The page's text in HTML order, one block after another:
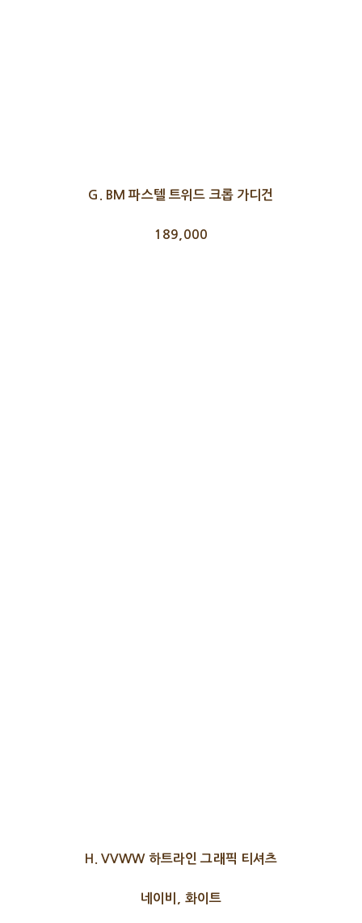
G. BM 파스텔 트위드 크롭 가디건
189,000
H. VVWW 하트라인 그래픽 티셔츠
네이비, 화이트